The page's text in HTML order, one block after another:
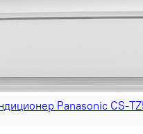
Panasonic CS-